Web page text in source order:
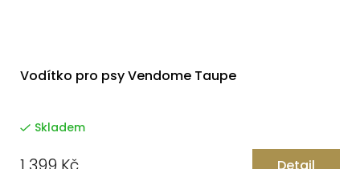
Vodítko pro psy Vendome Taupe
Skladem